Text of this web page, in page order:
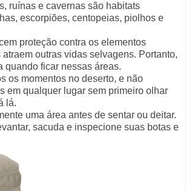
ruínas e cavernas são habitats
escorpiões, centopeias, piolhos e
proteção contra os elementos
outras vidas selvagens. Portanto,
quando ficar nessas áreas.
os momentos no deserto, e não
em qualquer lugar sem primeiro olhar
lá.
uma área antes de sentar ou deitar.
sacuda e inspecione suas botas e